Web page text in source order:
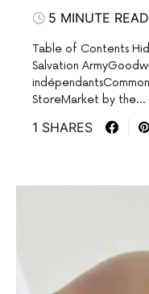
5 MINUTE READ
Table of Contents
Salvation
StoreMarket by the…
1 SHARES